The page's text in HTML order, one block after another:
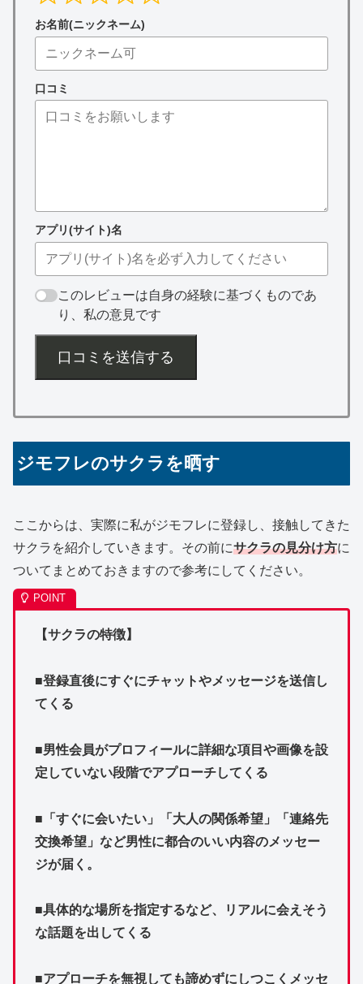
お名前(ニックネーム)
口コミ
アプリ(サイト)名
このレビューは自身の経験に基づくものであ
り、私の意見です
口コミを送信する
ジモフレのサクラを晒す
ここからは、実際に私がジモフレに登録し、接触してきた
サクラを紹介していきます。その前にサクラの見分け方に
ついてまとめておきますので参考にしてください。
【サクラの特徴】
■登録直後にすぐにチャットやメッセージを送信し
てくる
■男性会員がプロフィールに詳細な項目や画像を設
定していない段階でアプローチしてくる
■「すぐに会いたい」「大人の関係希望」「連絡先
交換希望」など男性に都合のいい内容のメッセー
ジが届く。
■具体的な場所を指定するなど、リアルに会えそう
な話題を出してくる
■アプローチを無視しても諦めずにしつこくメッセ